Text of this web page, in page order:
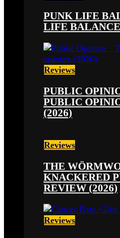
PUNK LIFE
LIFE
Reviews
PUBLIC
PUBLIC
(2026)
Reviews
THE
KNACKERED
REVIEW (2026)
Reviews